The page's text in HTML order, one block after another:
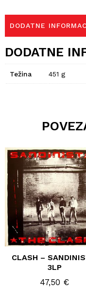
DODATNE
DODATNE
Težina 451 g
CLASH –
3LP
47,50 €